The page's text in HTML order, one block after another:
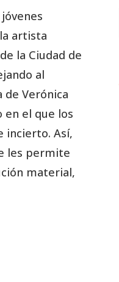
artista
la Ciudad de
al
Verónica
en el que los
incierto. Así,
les permite
material,